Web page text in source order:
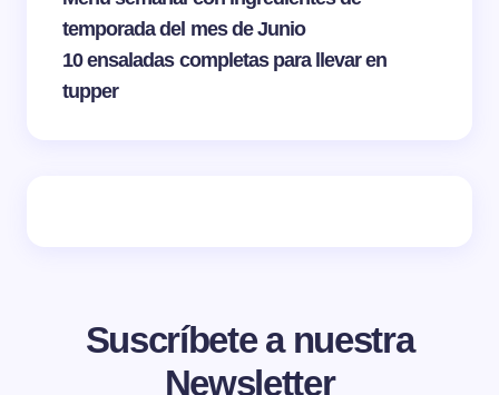
temporada del mes de Junio
10 ensaladas completas para llevar en
tupper
Suscríbete a nuestra
Newsletter